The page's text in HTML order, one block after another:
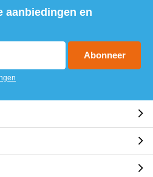
aanbiedingen en
Abonneer